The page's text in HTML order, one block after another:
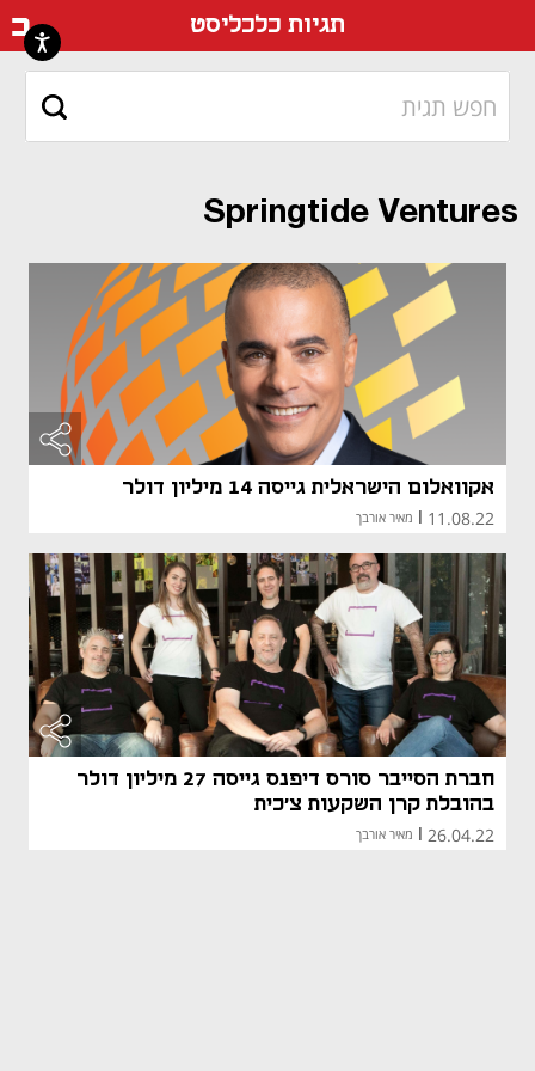
תגיות כלכליסט
Springtide Ventures
אקוואלום הישראלית גייסה 14 מיליון דולר
11.08.22 מאיר אורבך
חברת הסייבר סורס דיפנס גייסה 27 מיליון דולר
בהובלת קרן השקעות צ'כית
26.04.22 מאיר אורבך